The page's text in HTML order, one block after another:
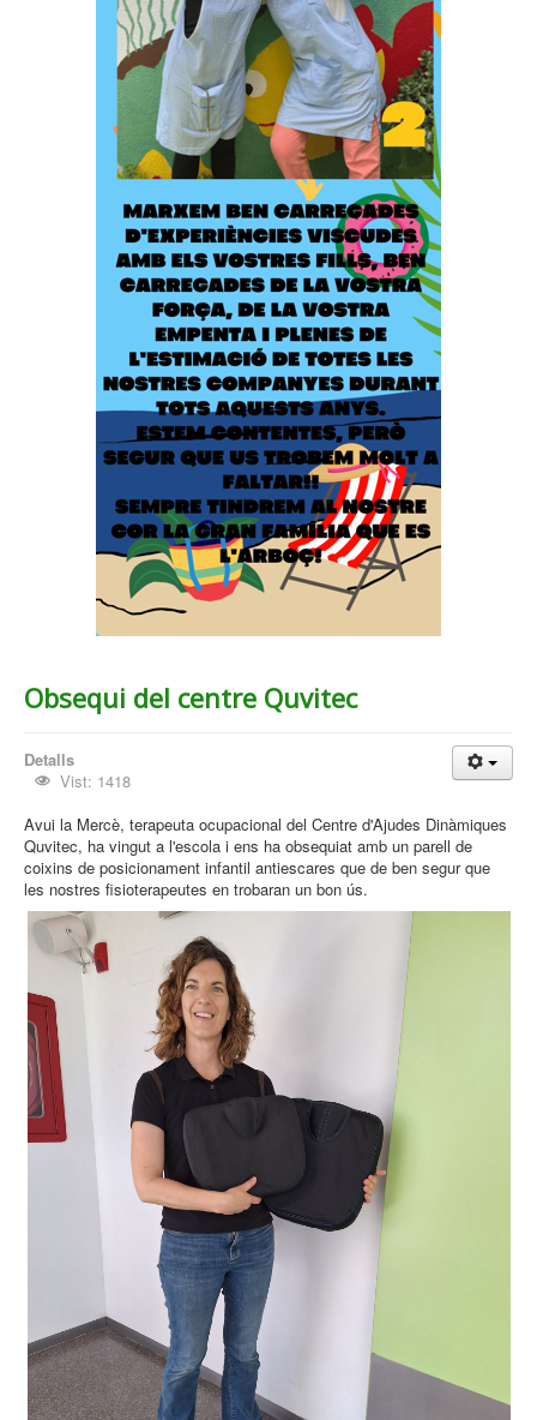
Obsequi del centre Quvitec
Detalls
Vist: 1418
Avui la Mercè, terapeuta ocupacional del Centre d'Ajudes Dinàmiques
Quvitec, ha vingut a l'escola i ens ha obsequiat amb un parell de
coixins de posicionament infantil antiescares que de ben segur que
les nostres fisioterapeutes en trobaran un bon ús.